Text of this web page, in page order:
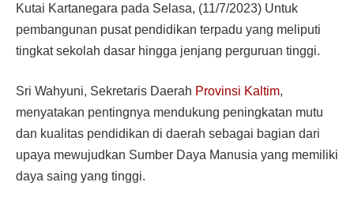
Kutai Kartanegara pada Selasa, (11/7/2023) Untuk
pembangunan pusat pendidikan terpadu yang meliputi
tingkat sekolah dasar hingga jenjang perguruan tinggi.
Sri Wahyuni, Sekretaris Daerah Provinsi Kaltim,
menyatakan pentingnya mendukung peningkatan mutu
dan kualitas pendidikan di daerah sebagai bagian dari
upaya mewujudkan Sumber Daya Manusia yang memiliki
daya saing yang tinggi.